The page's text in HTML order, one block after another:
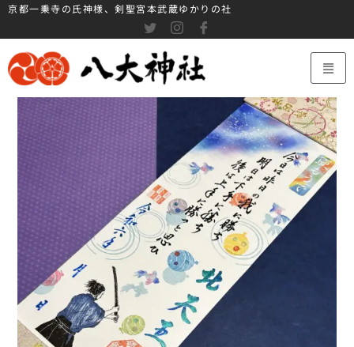
京都一乗寺の氏神様、剣聖宮本武蔵ゆかりの社